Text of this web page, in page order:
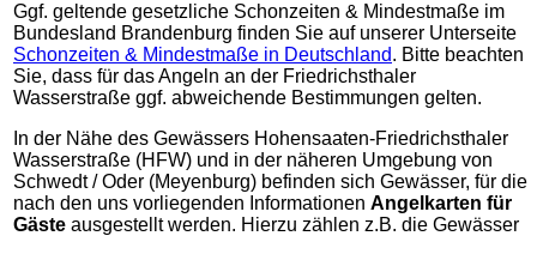
Ggf. geltende gesetzliche Schonzeiten & Mindestmaße im
Bundesland Brandenburg finden Sie auf unserer Unterseite
Schonzeiten & Mindestmaße in Deutschland. Bitte beachten
Sie, dass für das Angeln an der Friedrichsthaler
Wasserstraße ggf. abweichende Bestimmungen gelten.
In der Nähe des Gewässers Hohensaaten-Friedrichsthaler
Wasserstraße (HFW) und in der näheren Umgebung von
Schwedt / Oder (Meyenburg) befinden sich Gewässer, für die
nach den uns vorliegenden Informationen Angelkarten für
Gäste ausgestellt werden. Hierzu zählen z.B. die Gewässer